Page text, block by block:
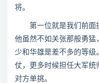
将。
第一位就是我们前面提
他虽然不如关张那般勇猛
少和华雄是差不多的等级
仗，更多时候担任大军统
对方单挑。